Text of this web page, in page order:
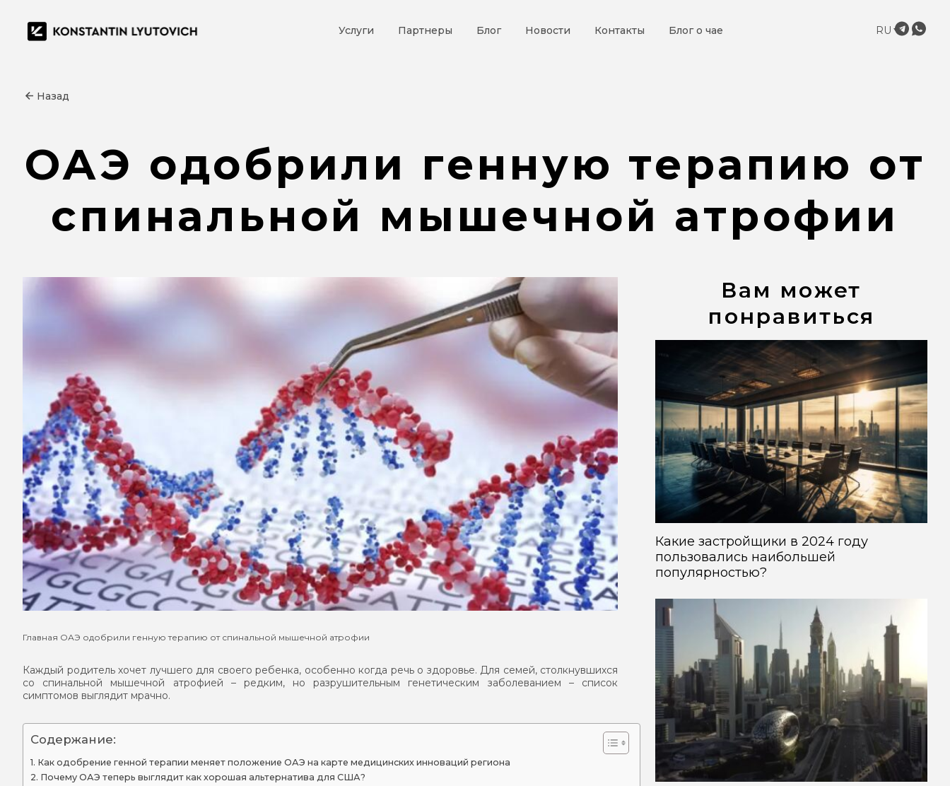
Услуги Партнеры Блог Новости Контакты Блог о чае RU
Назад
ОАЭ одобрили генную терапию от
спинальной мышечной атрофии
Главная ОАЭ одобрили генную терапию от спинальной мышечной атрофии
Каждый родитель хочет лучшего для своего ребенка, особенно когда речь о здоровье. Для семей, столкнувшихся
со спинальной мышечной атрофией – редким, но разрушительным генетическим заболеванием – список
симптомов выглядит мрачно.
Содержание:
Как одобрение генной терапии меняет положение ОАЭ на карте медицинских инноваций региона
Почему ОАЭ теперь выглядит как хорошая альтернатива для США?
Вам может
понравиться
Какие застройщики в 2024 году
пользовались наибольшей
популярностью?